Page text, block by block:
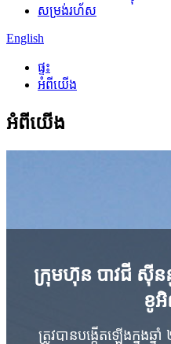
សម្រង់រហ័ស
English
ផ្ទះ
អំពីយើង
អំពីយើង
ក្រុមហ៊ុន បាវជី ស៊ីន
ខូ
ត្រូវបានបង្កើតឡើងក្នុងឆ្